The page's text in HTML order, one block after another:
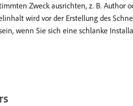
Zweck ausrichten, z. B.
wird vor der Erstellung des
wenn Sie sich eine schlanke